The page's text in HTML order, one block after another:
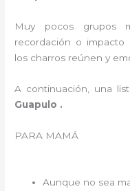
Muy pocos grupos
recordación o impacto
los charros reúnen y
A continuación, una
Guapulo .
Aunque no sea